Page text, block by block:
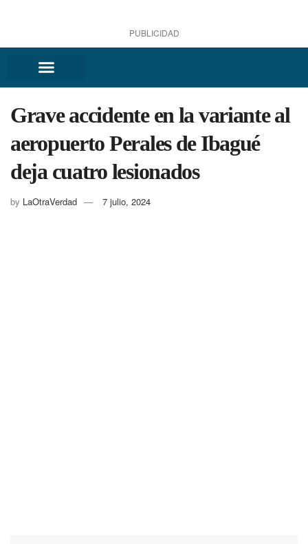
PUBLICIDAD
Grave accidente en la variante al
aeropuerto Perales de Ibagué
deja cuatro lesionados
by LaOtraVerdad 7 julio, 2024